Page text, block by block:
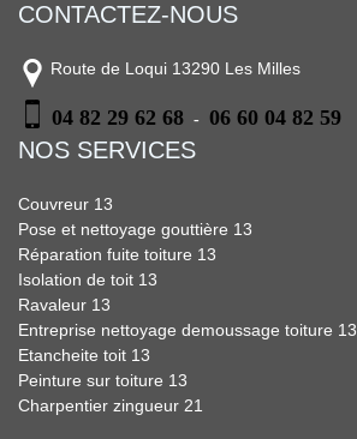
CONTACTEZ-NOUS
Route de Loqui 13290 Les Milles
04 82 29 62 68 - 06 60 04 82 59
NOS SERVICES
Couvreur 13
Pose et nettoyage gouttière 13
Réparation fuite toiture 13
Isolation de toit 13
Ravaleur 13
Entreprise nettoyage demoussage toiture 13
Etancheite toit 13
Peinture sur toiture 13
Charpentier zingueur 21